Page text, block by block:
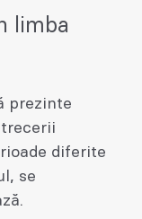
limba
prezinte
diferite
se